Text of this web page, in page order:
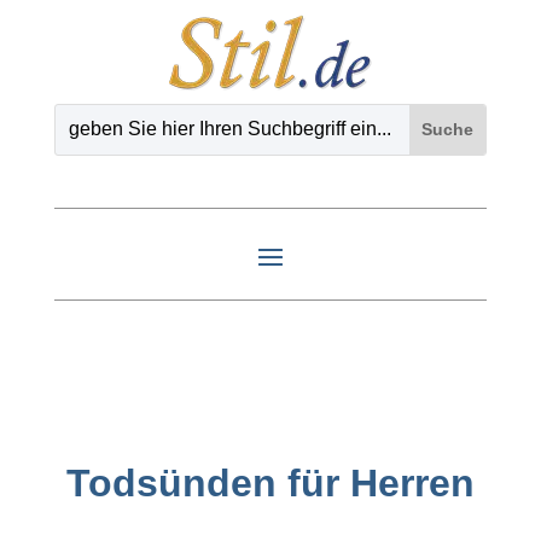
Todsünden für Herren